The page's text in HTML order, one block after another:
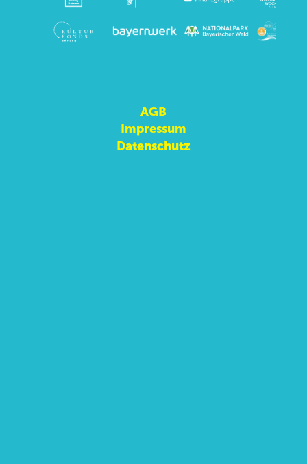
AGB
Impressum
Datenschutz